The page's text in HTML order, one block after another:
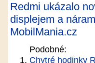
Redmi ukázalo
displejem a
MobilMania.cz
Podobné:
Chytré hodinky